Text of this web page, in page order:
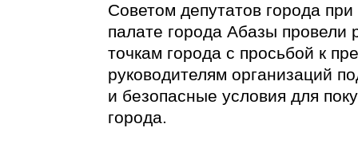
Советом депутатов города
палате города Абазы провели
точкам города с просьбой к
руководителям организаций
и безопасные условия для
города.